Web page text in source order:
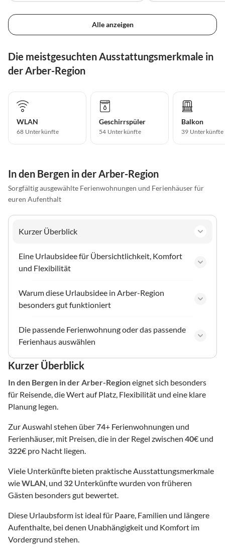
Alle anzeigen
Die meistgesuchten Ausstattungsmerkmale in
der Arber-Region
WLAN
68 Unterkünfte
Geschirrspüler
54 Unterkünfte
Balkon
39 Unterkünfte
In den Bergen in der Arber-Region
Sorgfältig ausgewählte Ferienwohnungen und Ferienhäuser für
euren Aufenthalt
Kurzer Überblick
Eine Urlaubsidee für Übersichtlichkeit, Komfort
und Flexibilität
Warum diese Urlaubsidee in Arber-Region
besonders gut funktioniert
Die passende Ferienwohnung oder das passende
Ferienhaus auswählen
Kurzer Überblick
In den Bergen in der Arber-Regioneignet sich besonders
für Reisende, die Wert auf Platz, Flexibilität und eine klare
Planung legen.
Zur Auswahl stehen über74+ Ferienwohnungen und
Ferienhäuser, mit Preisen, die in der Regel zwischen 40€ und
322€ pro Nacht liegen.
Viele Unterkünfte bieten praktische Ausstattungsmerkmale
wieWLAN, und 32 Unterkünfte wurden von früheren
Gästen besonders gut bewertet.
Diese Urlaubsform ist ideal für Paare, Familien und längere
Aufenthalte, bei denen Unabhängigkeit und Komfort im
Vordergrund stehen.